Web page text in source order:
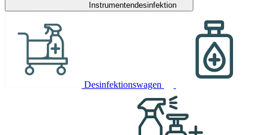
Instrumentendesinfektion
Desinfektionswagen